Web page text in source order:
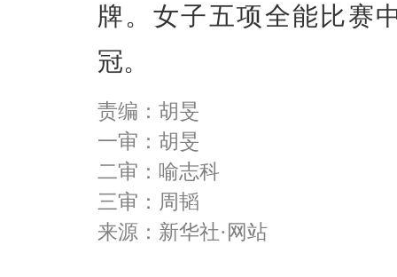
牌。女子五项全能比赛
冠。
责编：胡旻
一审：胡旻
二审：喻志科
三审：周韬
来源：新华社·网站